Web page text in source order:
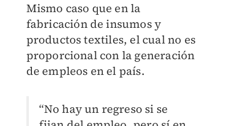
Mismo caso que en la
fabricación de insumos y
productos textiles, el cual no es
proporcional con la generación
de empleos en el país.
“No hay un regreso si se